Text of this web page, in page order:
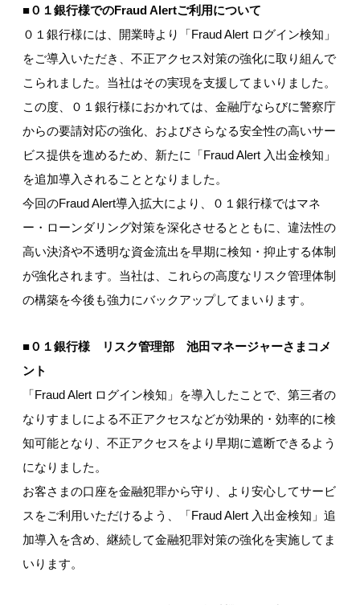
■０１銀行様でのFraud Alertご利用について
０１銀行様には、開業時より「Fraud Alert ログイン検知」
をご導入いただき、不正アクセス対策の強化に取り組んで
こられました。当社はその実現を支援してまいりました。
この度、０１銀行様におかれては、金融庁ならびに警察庁
からの要請対応の強化、およびさらなる安全性の高いサー
ビス提供を進めるため、新たに「Fraud Alert 入出金検知」
を追加導入されることとなりました。
今回のFraud Alert導入拡大により、０１銀行様ではマネ
ー・ローンダリング対策を深化させるとともに、違法性の
高い決済や不透明な資金流出を早期に検知・抑止する体制
が強化されます。当社は、これらの高度なリスク管理体制
の構築を今後も強力にバックアップしてまいります。
■０１銀行様 リスク管理部 池田マネージャーさまコメ
ント
「Fraud Alert ログイン検知」を導入したことで、第三者の
なりすましによる不正アクセスなどが効果的・効率的に検
知可能となり、不正アクセスをより早期に遮断できるよう
になりました。
お客さまの口座を金融犯罪から守り、より安心してサービ
スをご利用いただけるよう、「Fraud Alert 入出金検知」追
加導入を含め、継続して金融犯罪対策の強化を実施してま
いります。